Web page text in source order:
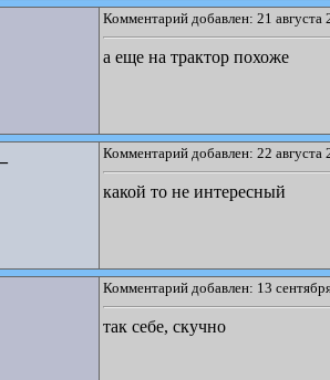
Комментарий добавлен: 21 августа
а еще на трактор похоже
Комментарий добавлен: 22 августа
какой то не интересный
Комментарий добавлен: 13
так себе, скучно